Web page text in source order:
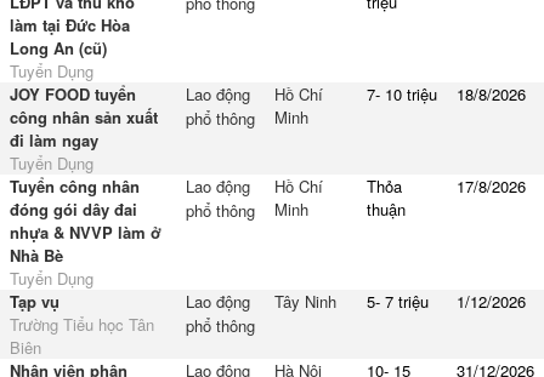
làm tại Đức Hòa
Long An (cũ)
Tuyển Dụng
JOY FOOD tuyển
công nhân sản xuất
đi làm ngay
Tuyển Dụng
Lao động
phổ thông
Hồ Chí
Minh
7- 10 triệu 18/8/2026
Tuyển công nhân
đóng gói dây đai
nhựa & NVVP làm ở
Nhà Bè
Tuyển Dụng
Lao động
phổ thông
Hồ Chí
Minh
Thỏa
thuận
17/8/2026
Tạp vụ
Trường Tiểu học Tân
Biên
Lao động
phổ thông
Tây Ninh 5- 7 triệu 1/12/2026
Nhân viên phân
Lao động
Hà Nội
10- 15
31/12/2026